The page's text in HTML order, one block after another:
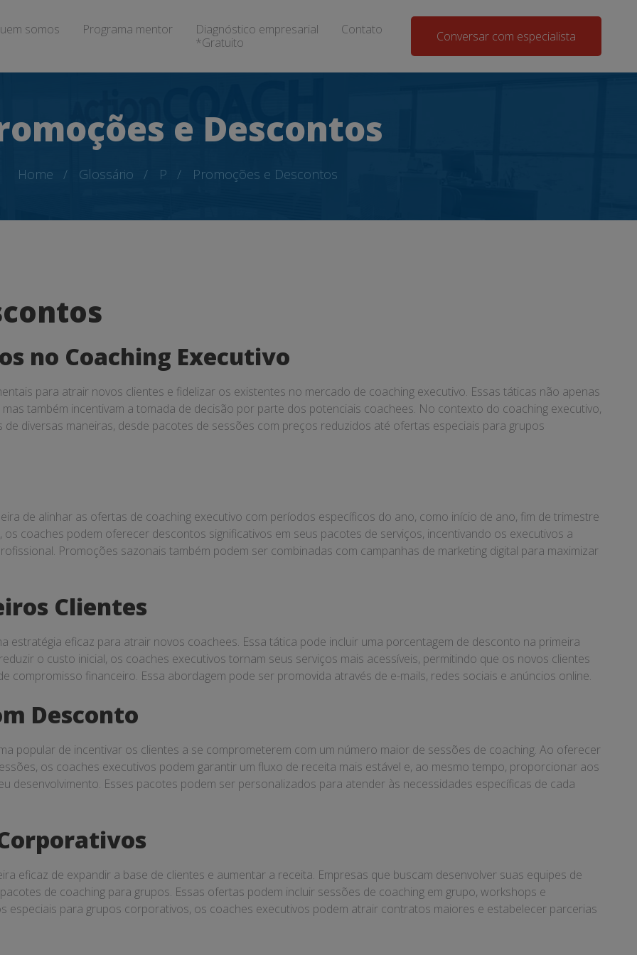
somos Programa mentor
Diagnóstico empresarial
*Gratuito
Contato Conversar com especialista
e Descontos
Home Glossário P Promoções e Descontos
no Coaching Executivo
para atrair novos clientes e fidelizar os existentes no mercado de coaching executivo. Essas táticas não apenas
também incentivam a tomada de decisão por parte dos potenciais coachees. No contexto do coaching executivo,
diversas maneiras, desde pacotes de sessões com preços reduzidos até ofertas especiais para grupos
de alinhar as ofertas de coaching executivo com períodos específicos do ano, como início de ano, fim de trimestre
coaches podem oferecer descontos significativos em seus pacotes de serviços, incentivando os executivos a
Promoções sazonais também podem ser combinadas com campanhas de marketing digital para maximizar
Clientes
estratégia eficaz para atrair novos coachees. Essa tática pode incluir uma porcentagem de desconto na primeira
o custo inicial, os coaches executivos tornam seus serviços mais acessíveis, permitindo que os novos clientes
compromisso financeiro. Essa abordagem pode ser promovida através de e-mails, redes sociais e anúncios online.
Desconto
popular de incentivar os clientes a se comprometerem com um número maior de sessões de coaching. Ao oferecer
os coaches executivos podem garantir um fluxo de receita mais estável e, ao mesmo tempo, proporcionar aos
desenvolvimento. Esses pacotes podem ser personalizados para atender às necessidades específicas de cada
eficaz de expandir a base de clientes e aumentar a receita. Empresas que buscam desenvolver suas equipes de
de coaching para grupos. Essas ofertas podem incluir sessões de coaching em grupo, workshops e
para grupos corporativos, os coaches executivos podem atrair contratos maiores e estabelecer parcerias